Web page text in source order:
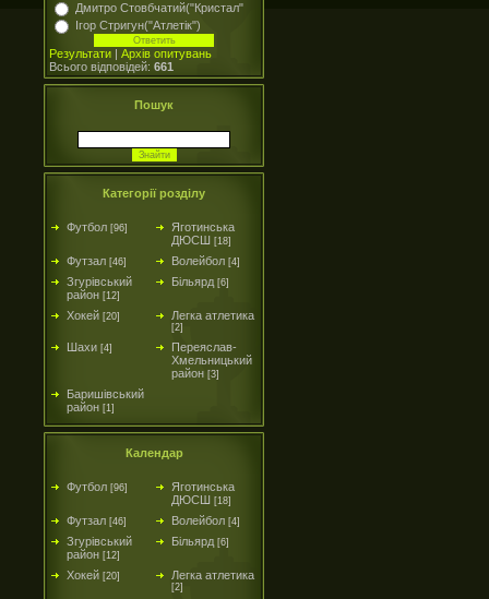
Дмитро Стовбчатий("Кристал"
Ігор Стригун("Атлетік")
Результати | Архів опитувань
Всього відповідей: 661
Пошук
Категорії розділу
Футбол [96]
Яготинська
ДЮСШ [18]
Футзал [46] Волейбол [4]
Згурівський
район [12]
Більярд [6]
Хокей [20] Легка атлетика
[2]
Шахи [4]
Переяслав-
Хмельницький
район [3]
Баришівський
район [1]
Календар
Футбол [96]
Яготинська
ДЮСШ [18]
Футзал [46] Волейбол [4]
Згурівський
район [12]
Більярд [6]
Хокей [20] Легка атлетика
[2]